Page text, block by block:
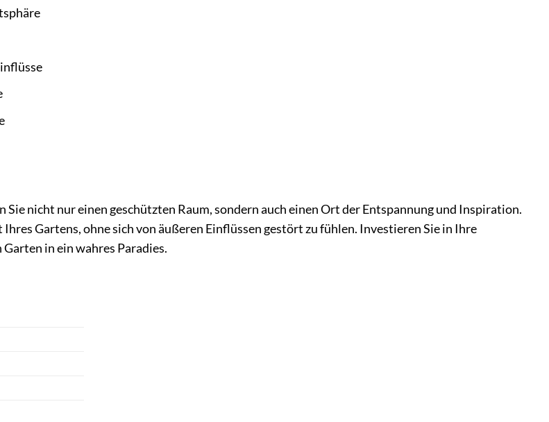
nicht nur einen geschützten Raum, sondern auch einen Ort der Entspannung und Inspiration.
Gartens, ohne sich von äußeren Einflüssen gestört zu fühlen. Investieren Sie in Ihre
in ein wahres Paradies.